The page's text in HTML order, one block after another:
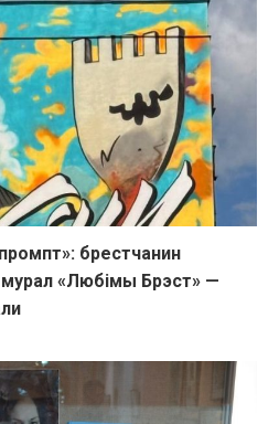
брестчанин
мурал «Любiмы Брэст» —